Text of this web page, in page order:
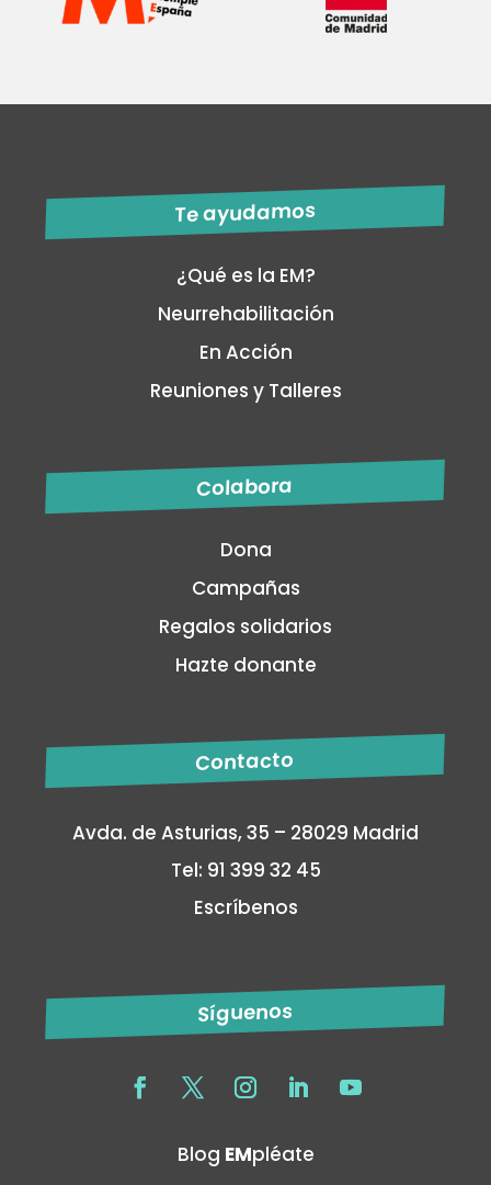
Te ayudamos
¿Qué es la EM?
Neurrehabilitación
En Acción
Reuniones y Talleres
Colabora
Dona
Campañas
Regalos solidarios
Hazte donante
Contacto
Avda. de Asturias, 35 – 28029 Madrid
Tel: 91 399 32 45
Escríbenos
Síguenos
Blog EMpléate